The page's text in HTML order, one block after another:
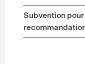
Subvention